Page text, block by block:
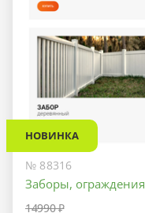
НОВИНКА
№ 88316
Заборы, ограждения
14990 ₽